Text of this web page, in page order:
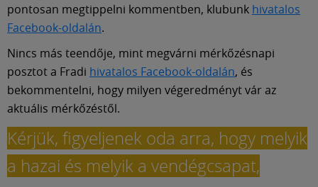
pontosan megtippelni kommentben, klubunk hivatalos
Facebook-oldalán.
Nincs más teendője, mint megvárni mérkőzésnapi
posztot a Fradi hivatalos Facebook-oldalán, és
bekommentelni, hogy milyen végeredményt vár az
aktuális mérkőzéstől.
Kérjük, figyeljenek oda arra, hogy melyik
a hazai és melyik a vendégcsapat,
English